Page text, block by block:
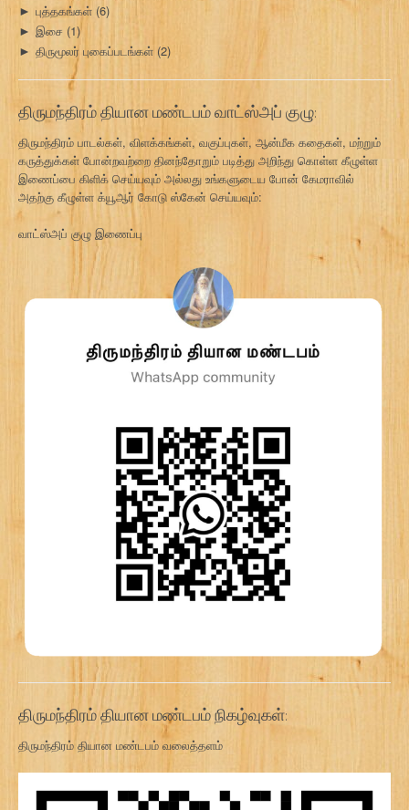
► புத்தகங்கள் (6)
► இசை (1)
► திருமூலர் புகைப்படங்கள் (2)
திருமந்திரம் தியான மண்டபம் வாட்ஸ்அப் குழு:
திருமந்திரம் பாடல்கள், விளக்கங்கள், வகுப்புகள், ஆன்மீக கதைகள், மற்றும்
கருத்துக்கள் போன்றவற்றை தினந்தோறும் படித்து அறிந்து கொள்ள கீழுள்ள
இணைப்பை கிளிக் செய்யவும் அல்லது உங்களுடைய போன் கேமராவில்
அதற்கு கீழுள்ள க்யூஆர் கோடு ஸ்கேன் செய்யவும்:
வாட்ஸ்அப் குழு இணைப்பு
திருமந்திரம் தியான மண்டபம் நிகழ்வுகள்:
திருமந்திரம் தியான மண்டபம் வலைத்தளம்